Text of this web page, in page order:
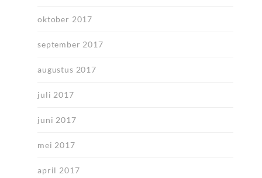
oktober 2017
september 2017
augustus 2017
juli 2017
juni 2017
mei 2017
april 2017